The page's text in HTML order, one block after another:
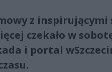
z inspirującymi
czekało w
i portal